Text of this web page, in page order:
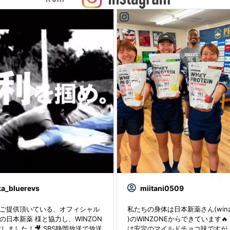
提供頂いている、オフィシャル
日本新薬 様と協力し、WINZON
miitani0509
私たちの身体は日本新薬さん
)のWINZONEからできています